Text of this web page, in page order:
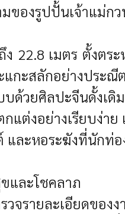
มของรูปปั้นเจ้าแม่ก
22.8 เมตร ตั้งตร
กะสลักอย่างประณีต
ด้วยศิลปะจีนดั้งเ
แต่งอย่างเรียบง่า
ละหอระฆังที่นักท่
และโชคลาภ
วจรายละเอียดของ